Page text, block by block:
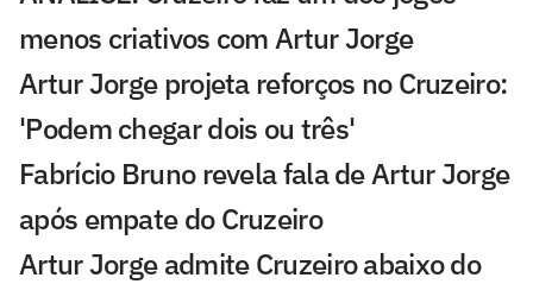
menos criativos com Artur Jorge
Artur Jorge projeta reforços no Cruzeiro:
'Podem chegar dois ou três'
Fabrício Bruno revela fala de Artur Jorge
após empate do Cruzeiro
Artur Jorge admite Cruzeiro abaixo do